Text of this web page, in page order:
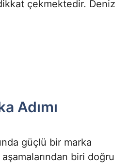
çekmektedir. Deniz
Adımı
güçlü bir marka
biri doğru